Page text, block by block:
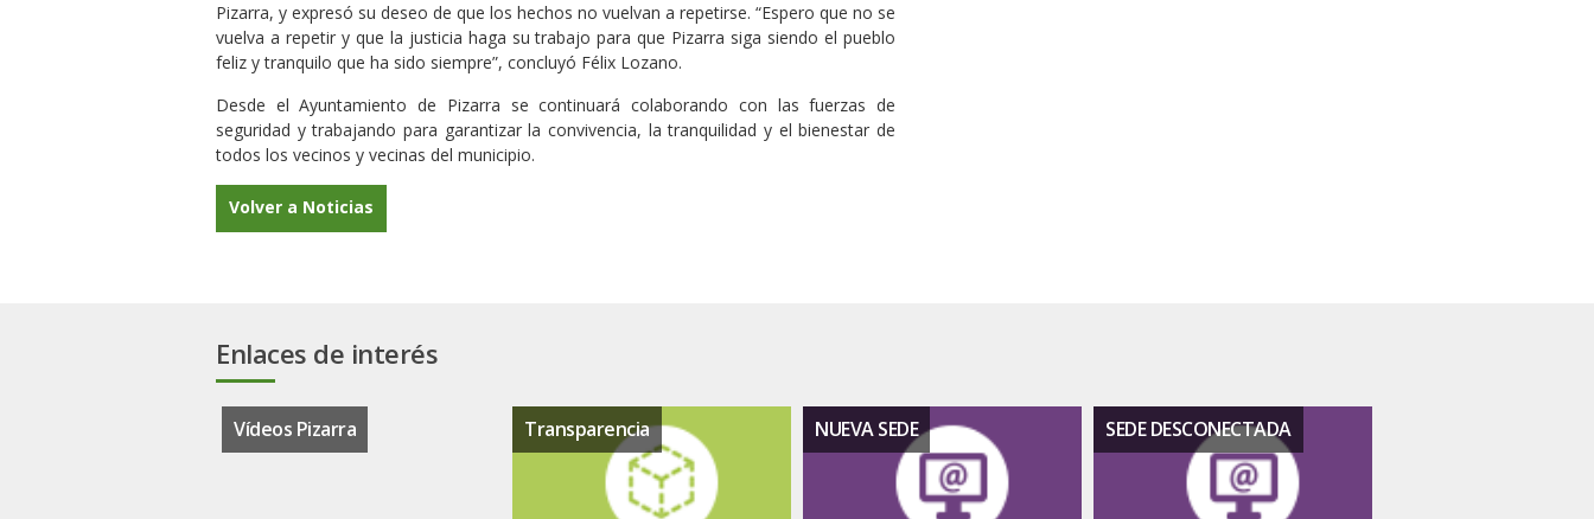
Pizarra, y expresó su deseo de que los hechos no vuelvan a repetirse. “Espero que no se
vuelva a repetir y que la justicia haga su trabajo para que Pizarra siga siendo el pueblo
feliz y tranquilo que ha sido siempre”, concluyó Félix Lozano.
Desde el Ayuntamiento de Pizarra se continuará colaborando con las fuerzas de
seguridad y trabajando para garantizar la convivencia, la tranquilidad y el bienestar de
todos los vecinos y vecinas del municipio.
Volver a Noticias
Enlaces de interés
Vídeos Pizarra Transparencia NUEVA SEDE SEDE DESCONECTADA